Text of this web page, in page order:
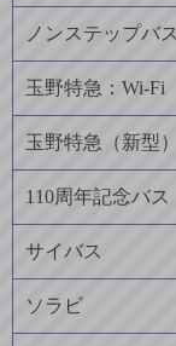
ノンステップバ
玉野特急：Wi-Fi
玉野特急（新型
110周年記念バス
サイバス
ソラビ